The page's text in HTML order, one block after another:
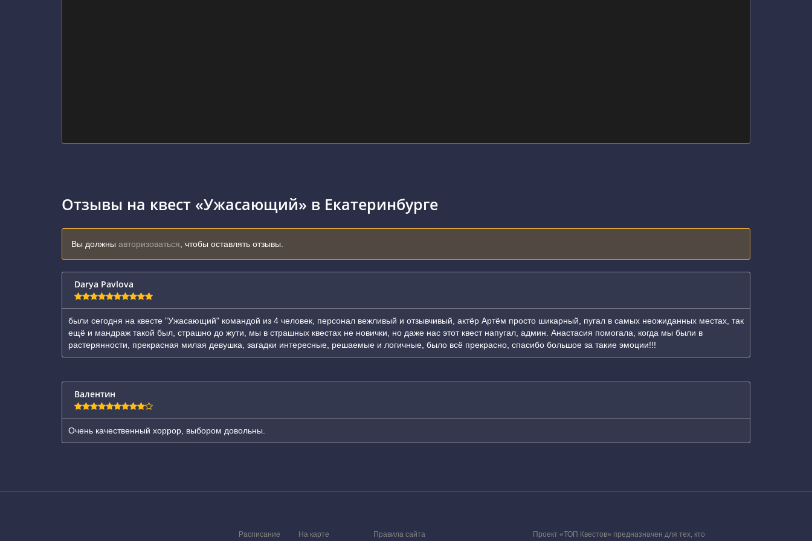
Отзывы на квест «Ужасающий» в Екатеринбурге
Вы должны авторизоваться , чтобы оставлять отзывы.
Darya Pavlova
были сегодня на квесте "Ужасающий" командой из 4 человек, персонал вежливый и отзывчивый, актёр Артём просто шикарный, пугал в самых неожиданных местах, так
ещё и мандраж такой был, страшно до жути, мы в страшных квестах не новички, но даже нас этот квест напугал, админ. Анастасия помогала, когда мы были в
растерянности, прекрасная милая девушка, загадки интересные, решаемые и логичные, было всё прекрасно, спасибо большое за такие эмоции!!!
Валентин
Очень качественный хоррор, выбором довольны.
Расписание На карте Правила сайта Проект «ТОП Квестов» предназначен для тех, кто